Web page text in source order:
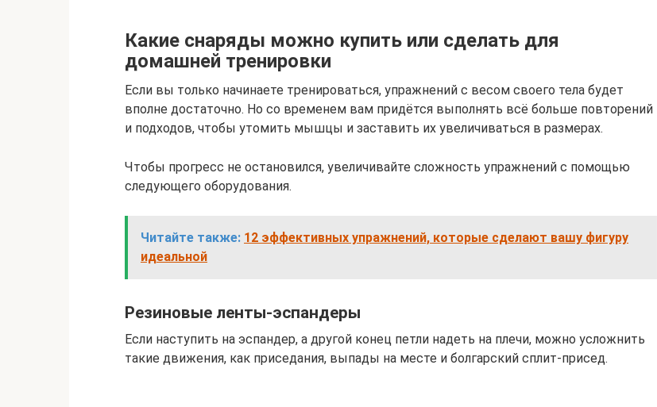
Какие снаряды можно купить или сделать для
домашней тренировки
Если вы только начинаете тренироваться, упражнений с весом своего тела будет
вполне достаточно. Но со временем вам придётся выполнять всё больше повторений
и подходов, чтобы утомить мышцы и заставить их увеличиваться в размерах.
Чтобы прогресс не остановился, увеличивайте сложность упражнений с помощью
следующего оборудования.
Читайте также: 12 эффективных упражнений, которые сделают вашу фигуру
идеальной
Резиновые ленты‑эспандеры
Если наступить на эспандер, а другой конец петли надеть на плечи, можно усложнить
такие движения, как приседания, выпады на месте и болгарский сплит‑присед.